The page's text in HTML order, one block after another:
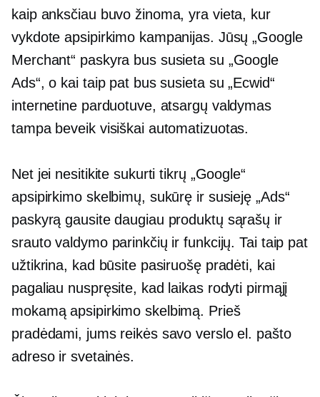
kaip anksčiau buvo žinoma, yra vieta, kur
vykdote apsipirkimo kampanijas. Jūsų „Google
Merchant“ paskyra bus susieta su „Google
Ads“, o kai taip pat bus susieta su „Ecwid“
internetine parduotuve, atsargų valdymas
tampa beveik visiškai automatizuotas.
Net jei nesitikite sukurti tikrų „Google“
apsipirkimo skelbimų, sukūrę ir susieję „Ads“
paskyrą gausite daugiau produktų sąrašų ir
srauto valdymo parinkčių ir funkcijų. Tai taip pat
užtikrina, kad būsite pasiruošę pradėti, kai
pagaliau nuspręsite, kad laikas rodyti pirmąjį
mokamą apsipirkimo skelbimą. Prieš
pradėdami, jums reikės savo verslo el. pašto
adreso ir svetainės.